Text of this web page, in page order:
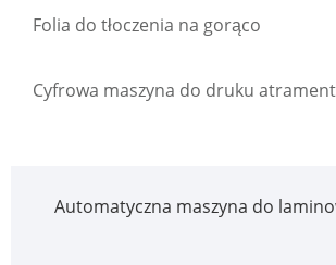
Folia do tłoczenia na gorąco
Cyfrowa maszyna do druku
Automatyczna maszyna do